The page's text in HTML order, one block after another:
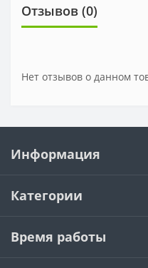
Отзывов (0)
Нет отзывов о данном
Информация
Категории
Время работы